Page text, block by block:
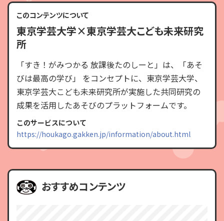
このコンテンツについて
東京学芸大学×東京学芸大こども未来研究
所
「すき！がみつかる 放課後たのしーと」は、「あそ
びは最高の学び」 をコンセプトに、東京学芸大学、
東京学芸大こども未来研究所が実施した共同研究の
成果を活用したあそびのプラットフォームです。
このサービスについて
https://houkago.gakken.jp/information/about.html
おすすめコンテンツ